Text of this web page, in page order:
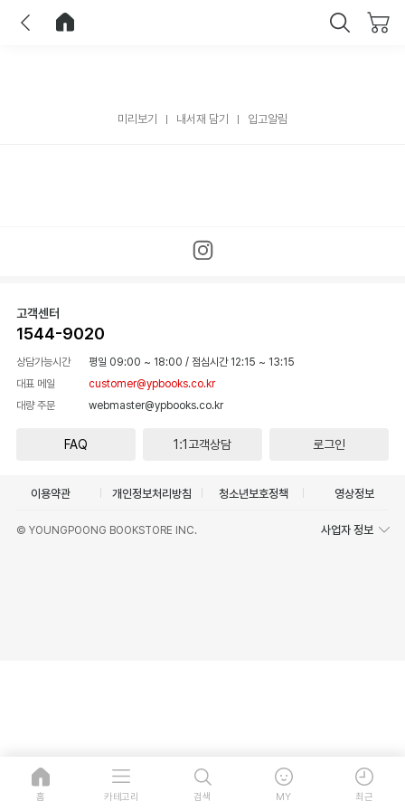
미리보기 내서재 담기 입고알림
고객센터
1544-9020
상담가능시간 평일 09:00 ~ 18:00 / 점심시간 12:15 ~ 13:15
대표 메일
customer@ypbooks.co.kr
대량 주문
webmaster@ypbooks.co.kr
FAQ 1:1고객상담 로그인
이용약관 개인정보처리방침 청소년보호정책 영상정보
© YOUNGPOONG BOOKSTORE INC. 사업자 정보
홈 카테고리 검색 MY 최근